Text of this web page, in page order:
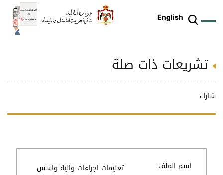
English
تشريعات ذات صلة
شارك
اسم الملف
تعليمات اجراءات والية واسس